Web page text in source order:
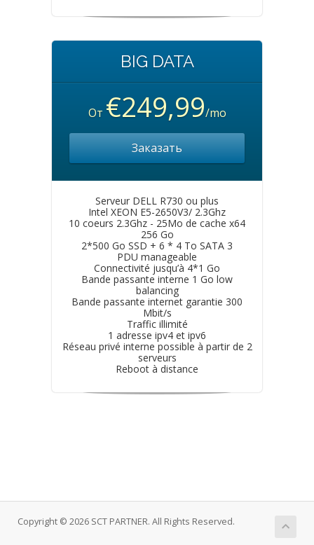
BIG DATA
От €249,99/mo
Заказать
Serveur DELL R730 ou plus
Intel XEON E5-2650V3/ 2.3Ghz
10 coeurs 2.3Ghz - 25Mo de cache x64
256 Go
2*500 Go SSD + 6 * 4 To SATA 3
PDU manageable
Connectivité jusqu’à 4*1 Go
Bande passante interne 1 Go low
balancing
Bande passante internet garantie 300
Mbit/s
Traffic illimité
1 adresse ipv4 et ipv6
Réseau privé interne possible à partir de 2
serveurs
Reboot à distance
Copyright © 2026 SCT PARTNER. All Rights Reserved.